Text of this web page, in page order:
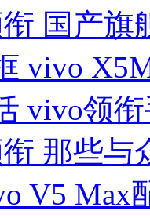
国产旗
vivo
vivo领
那些与
V5 Max